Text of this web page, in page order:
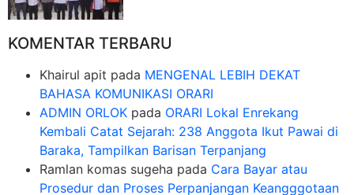
KOMENTAR TERBARU
Khairul apit pada MENGENAL LEBIH DEKAT
BAHASA KOMUNIKASI ORARI
ADMIN ORLOK pada ORARI Lokal Enrekang
Kembali Catat Sejarah: 238 Anggota Ikut Pawai di
Baraka, Tampilkan Barisan Terpanjang
Ramlan komas sugeha pada Cara Bayar atau
Prosedur dan Proses Perpanjangan Keangggotaan